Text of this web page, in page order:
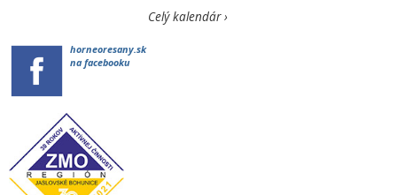
Celý kalendár ›
horneoresany.sk
na facebooku